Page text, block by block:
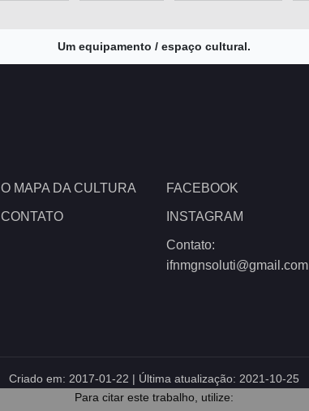
Um equipamento / espaço cultural.
O MAPA DA CULTURA
CONTATO
FACEBOOK
INSTAGRAM
Contato:
ifnmgnsoluti@gmail.com
Criado em: 2017-01-22 | Última atualização: 2021-10-25
Para citar este trabalho, utilize: